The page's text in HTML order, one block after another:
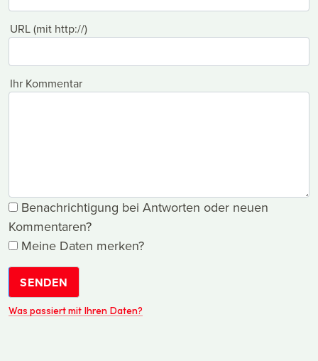
URL (mit http://)
Ihr Kommentar
Benachrichtigung bei Antworten oder neuen
Kommentaren?
Meine Daten merken?
SENDEN
Was passiert mit Ihren Daten?